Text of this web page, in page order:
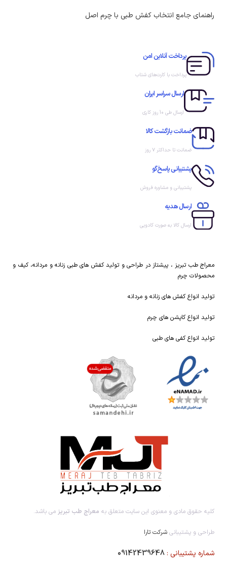
راهنمای جامع انتخاب کفش طبی با چرم اصل
پرداخت آنلاین امن
پرداخت با کارت‌های شتاب
ارسال سراسر ایران
ارسال طی 10 روز کاری
ضمانت بازگشت کالا
ضمانت تا حداکثر ۷ روز
پشتیبانی پاسخ‌گو
پشتیبانی و مشاوره فروش
ارسال هدیه
ارسال کالا به صورت کادویی
معراج طب تبریز ، پیشتاز در طراحی و تولید کفش های طبی زنانه و مردانه، کیف و
محصولات چرم
تولید انواع کفش های زنانه و مردانه
تولید انواع کاپشن های چرم
تولید انواع کفی های طبی
کلیه حقوق مادی و معنوی این سایت متعلق به معراج طب تبریز می باشد.
طراحی و پشتیبانی شرکت تارا
شماره پشتیبانی :09142439648